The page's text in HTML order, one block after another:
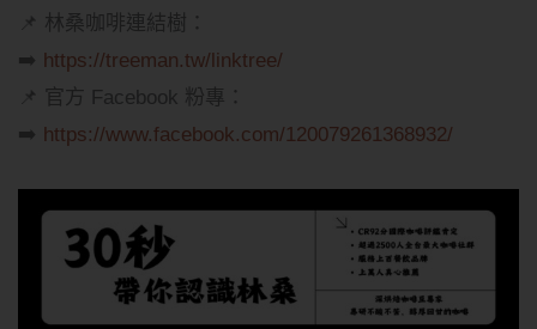
📌 林桑咖啡連結樹：
➡️ https://treeman.tw/linktree/
📌 官方 Facebook 粉專：
➡️ https://www.facebook.com/120079261368932/